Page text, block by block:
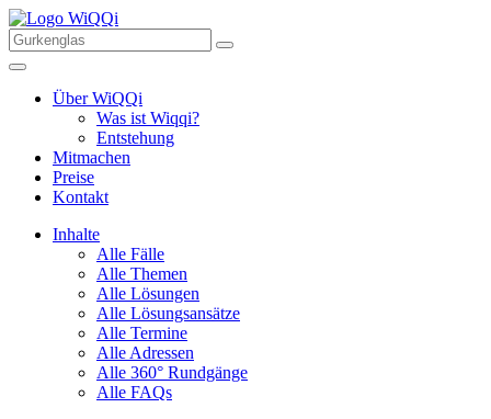
Über WiQQi
Was ist Wiqqi?
Entstehung
Mitmachen
Preise
Kontakt
Inhalte
Alle Fälle
Alle Themen
Alle Lösungen
Alle Lösungsansätze
Alle Termine
Alle Adressen
Alle 360° Rundgänge
Alle FAQs